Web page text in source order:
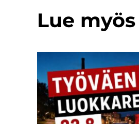
Lue myös